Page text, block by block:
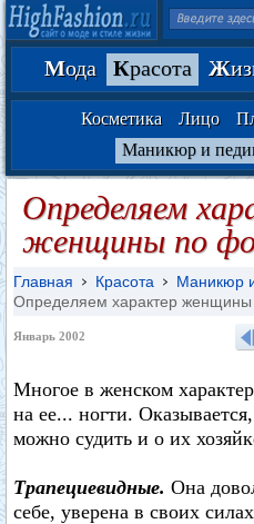
Мода Красота Ж
Косметика Лицо
Маникюр и
Определяем
женщины по
Главная Красота
Маникюр
Определяем характер
Январь 2002
Многое в женском
на ее... ногти.
можно судить и о их
Трапециевидные. Она
себе, уверена в своих